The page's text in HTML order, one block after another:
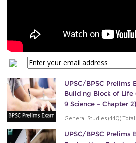
UPSC/BPSC Prelims
Building Block of Life
9 Science – Chapter 2)
General Studies (44Q)
UPSC/BPSC Prelims